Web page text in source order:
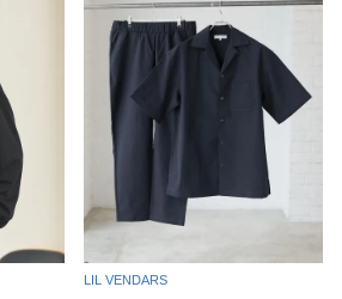
LIL VENDARS